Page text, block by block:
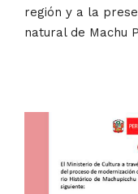
región y a la
natural de Machu